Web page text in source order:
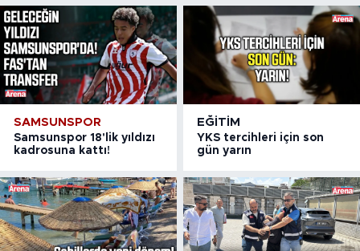
SAMSUNSPOR
Samsunspor 18'lik yıldızı
kadrosuna kattı!
EĞITIM
YKS tercihleri için son
gün yarın